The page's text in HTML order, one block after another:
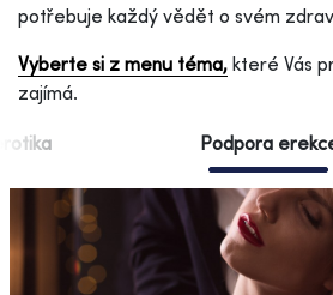
potřebuje každý vědět o svém
Vyberte si z menu téma, které Vás
zajímá.
Podpora